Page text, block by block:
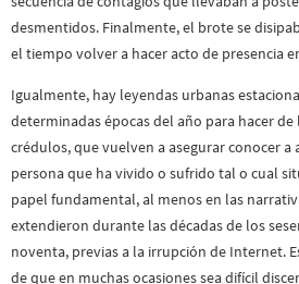
desmentidos. Finalmente, el brote se
el tiempo volver a hacer acto de presencia
Igualmente, hay leyendas urbanas
determinadas épocas del año para hacer de
crédulos, que vuelven a asegurar conocer a
persona que ha vivido o sufrido tal o cual
papel fundamental, al menos en las
extendieron durante las décadas de los
noventa, previas a la irrupción de Internet.
de que en muchas ocasiones sea difícil